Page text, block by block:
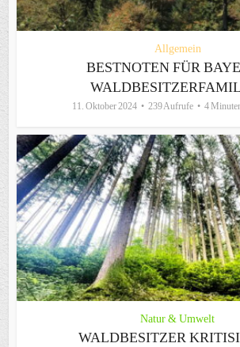
Allgemein
BESTNOTEN FÜR
11. Oktober 2024 239 Aufrufe 4
Natur & Umwelt
WALDBESITZER